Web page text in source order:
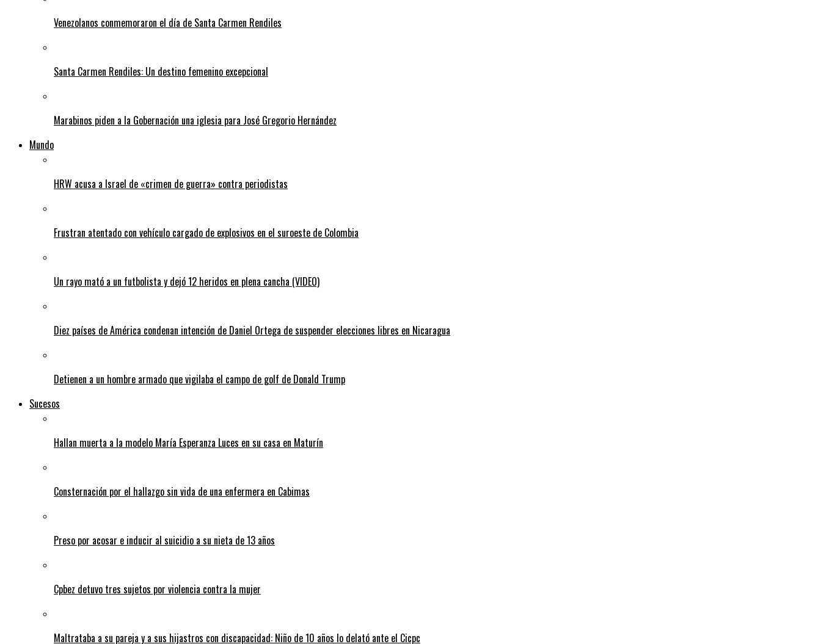
Venezolanos conmemoraron el día de Santa Carmen Rendiles
Santa Carmen Rendiles: Un destino femenino excepcional
Marabinos piden a la Gobernación una iglesia para José Gregorio Hernández
Mundo
HRW acusa a Israel de «crimen de guerra» contra periodistas
Frustran atentado con vehículo cargado de explosivos en el suroeste de Colombia
Un rayo mató a un futbolista y dejó 12 heridos en plena cancha (VIDEO)
Diez países de América condenan intención de Daniel Ortega de suspender elecciones libres en Nicaragua
Detienen a un hombre armado que vigilaba el campo de golf de Donald Trump
Sucesos
Hallan muerta a la modelo María Esperanza Luces en su casa en Maturín
Consternación por el hallazgo sin vida de una enfermera en Cabimas
Preso por acosar e inducir al suicidio a su nieta de 13 años
Cpbez detuvo tres sujetos por violencia contra la mujer
Maltrataba a su pareja y a sus hijastros con discapacidad: Niño de 10 años lo delató ante el Cicpc